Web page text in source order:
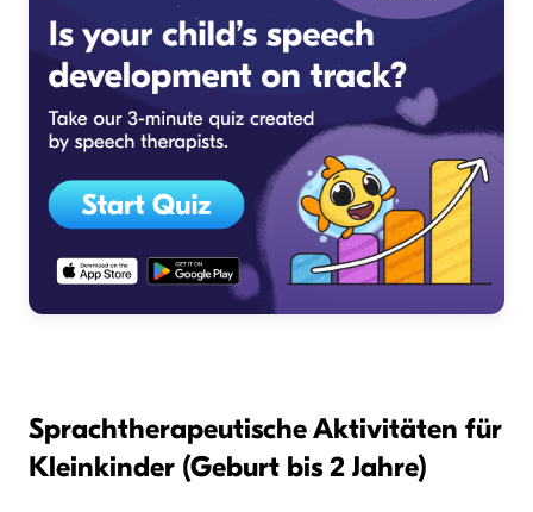
Sprachtherapeutische Aktivitäten für
Kleinkinder (Geburt bis 2 Jahre)